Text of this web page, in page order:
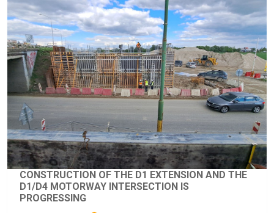
CONSTRUCTION OF THE D1 EXTENSION AND THE
D1/D4 MOTORWAY INTERSECTION IS
PROGRESSING